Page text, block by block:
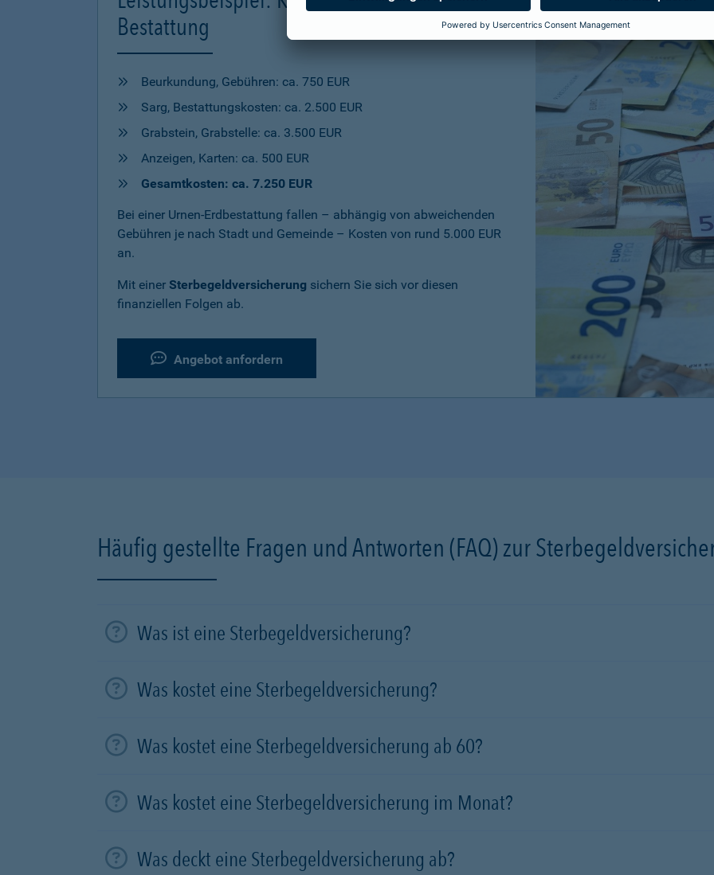
Bestattung
Beurkundung, Gebühren: ca. 750 EUR
Sarg, Bestattungskosten: ca. 2.500 EUR
Grabstein, Grabstelle: ca. 3.500 EUR
Anzeigen, Karten: ca. 500 EUR
Gesamtkosten: ca. 7.250 EUR
Bei einer Urnen-Erdbestattung fallen – abhängig von abweichenden
Gebühren je nach Stadt und Gemeinde – Kosten von rund 5.000 EUR
an.
Mit einer Sterbegeldversicherung sichern Sie sich vor diesen
finanziellen Folgen ab.
Angebot anfordern
Häufig gestellte Fragen und Antworten (FAQ) zur
Was ist eine Sterbegeldversicherung?
Was kostet eine Sterbegeldversicherung?
Was kostet eine Sterbegeldversicherung ab 60?
Was kostet eine Sterbegeldversicherung im Monat?
Was deckt eine Sterbegeldversicherung ab?